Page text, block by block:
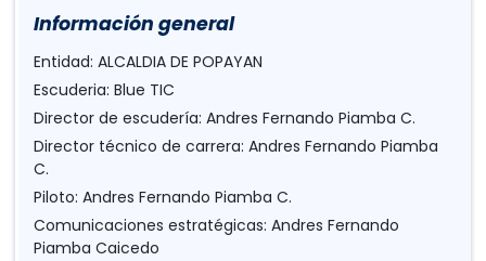
Información general
Entidad: ALCALDIA DE POPAYAN
Escuderia: Blue TIC
Director de escudería: Andres Fernando Piamba C.
Director técnico de carrera: Andres Fernando Piamba
C.
Piloto: Andres Fernando Piamba C.
Comunicaciones estratégicas: Andres Fernando
Piamba Caicedo